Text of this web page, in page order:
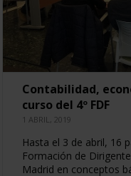
Contabilidad,
curso del 4º FDF
1 ABRIL, 2019
Hasta el 3 de abril, 16
Formación de
Madrid en conceptos